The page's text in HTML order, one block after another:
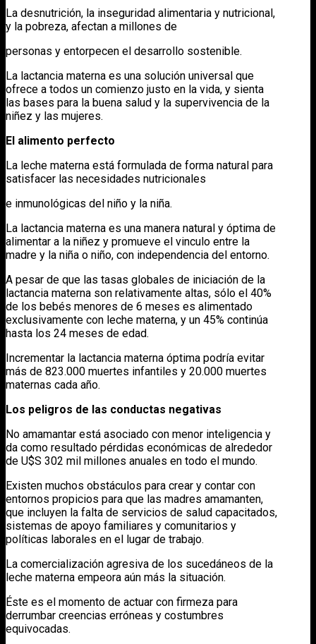
La desnutrición, la inseguridad alimentaria y nutricional,
y la pobreza, afectan a millones de
personas y entorpecen el desarrollo sostenible.
La lactancia materna es una solución universal que
ofrece a todos un comienzo justo en la vida, y sienta
las bases para la buena salud y la supervivencia de la
niñez y las mujeres.
El alimento perfecto
La leche materna está formulada de forma natural para
satisfacer las necesidades nutricionales
e inmunológicas del niño y la niña.
La lactancia materna es una manera natural y óptima de
alimentar a la niñez y promueve el vinculo entre la
madre y la niña o niño, con independencia del entorno.
A pesar de que las tasas globales de iniciación de la
lactancia materna son relativamente altas, sólo el 40%
de los bebés menores de 6 meses es alimentado
exclusivamente con leche materna, y un 45% continúa
hasta los 24 meses de edad.
Incrementar la lactancia materna óptima podría evitar
más de 823.000 muertes infantiles y 20.000 muertes
maternas cada año.
Los peligros de las conductas negativas
No amamantar está asociado con menor inteligencia y
da como resultado pérdidas económicas de alrededor
de U$S 302 mil millones anuales en todo el mundo.
Existen muchos obstáculos para crear y contar con
entornos propicios para que las madres amamanten,
que incluyen la falta de servicios de salud capacitados,
sistemas de apoyo familiares y comunitarios y
políticas laborales en el lugar de trabajo.
La comercialización agresiva de los sucedáneos de la
leche materna empeora aún más la situación.
Éste es el momento de actuar con firmeza para
derrumbar creencias erróneas y costumbres
equivocadas.